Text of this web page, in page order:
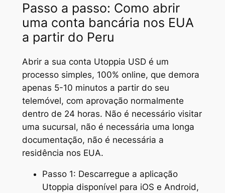
Passo a passo: Como abrir
uma conta bancária nos EUA
a partir do Peru
Abrir a sua conta Utoppia USD é um
processo simples, 100% online, que demora
apenas 5-10 minutos a partir do seu
telemóvel, com aprovação normalmente
dentro de 24 horas. Não é necessário visitar
uma sucursal, não é necessária uma longa
documentação, não é necessária a
residência nos EUA.
Passo 1: Descarregue a aplicação
Utoppia disponível para iOS e Android,